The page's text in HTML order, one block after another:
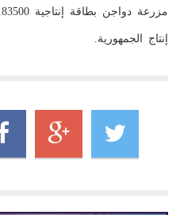
إنتاج الجمهورية.